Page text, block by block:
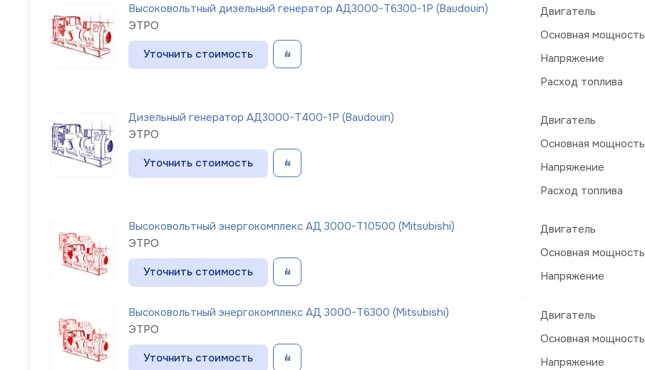
Высоковольтный дизельный генератор АД3000-Т6300-1Р (Baudouin)
ЭТРО
Уточнить стоимость
Двигатель
Основная мощность
Напряжение
Расход топлива
Дизельный генератор АД3000-Т400-1Р (Baudouin)
ЭТРО
Уточнить стоимость
Двигатель
Основная мощность
Напряжение
Расход топлива
Высоковольтный энергокомплекс АД 3000-Т10500 (Mitsubishi)
ЭТРО
Уточнить стоимость
Двигатель
Основная мощность
Напряжение
Высоковольтный энергокомплекс АД 3000-Т6300 (Mitsubishi)
ЭТРО
Уточнить стоимость
Двигатель
Основная мощность
Напряжение